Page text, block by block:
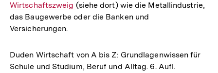
Link:
Wirtschaftszweig (siehe dort) wie die Metallindustrie,
das Baugewerbe oder die Banken und
Versicherungen.
Duden Wirtschaft von A bis Z: Grundlagenwissen für
Schule und Studium, Beruf und Alltag. 6. Aufl.